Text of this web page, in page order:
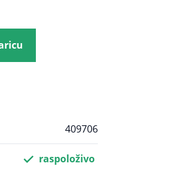
409706
raspoloživo